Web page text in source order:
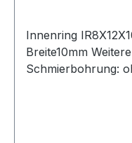
Innenring
Breite10mm
Schmierbohrung: